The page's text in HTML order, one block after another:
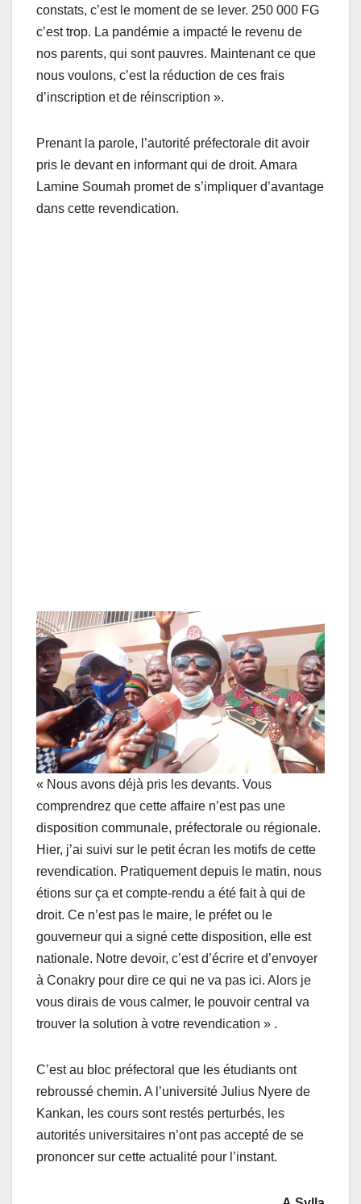
constats, c’est le moment de se lever. 250 000 FG
c’est trop. La pandémie a impacté le revenu de
nos parents, qui sont pauvres. Maintenant ce que
nous voulons, c’est la réduction de ces frais
d’inscription et de réinscription ».
Prenant la parole, l’autorité préfectorale dit avoir
pris le devant en informant qui de droit. Amara
Lamine Soumah promet de s’impliquer d’avantage
dans cette revendication.
« Nous avons déjà pris les devants. Vous
comprendrez que cette affaire n’est pas une
disposition communale, préfectorale ou régionale.
Hier, j’ai suivi sur le petit écran les motifs de cette
revendication. Pratiquement depuis le matin, nous
étions sur ça et compte-rendu a été fait à qui de
droit. Ce n’est pas le maire, le préfet ou le
gouverneur qui a signé cette disposition, elle est
nationale. Notre devoir, c’est d’écrire et d’envoyer
à Conakry pour dire ce qui ne va pas ici. Alors je
vous dirais de vous calmer, le pouvoir central va
trouver la solution à votre revendication » .
C’est au bloc préfectoral que les étudiants ont
rebroussé chemin. A l’université Julius Nyere de
Kankan, les cours sont restés perturbés, les
autorités universitaires n’ont pas accepté de se
prononcer sur cette actualité pour l’instant.